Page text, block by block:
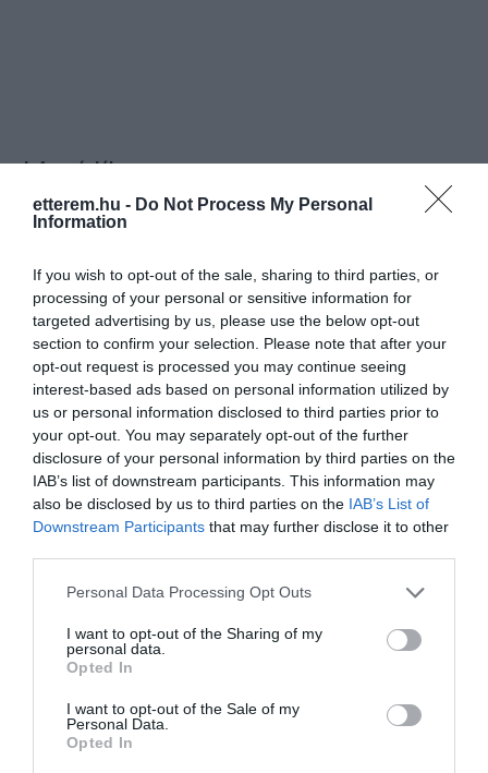
etterem.hu - Do Not Process My Personal
Information
If you wish to opt-out of the sale, sharing to third parties, or
processing of your personal or sensitive information for
targeted advertising by us, please use the below opt-out
section to confirm your selection. Please note that after your
opt-out request is processed you may continue seeing
interest-based ads based on personal information utilized by
us or personal information disclosed to third parties prior to
your opt-out. You may separately opt-out of the further
disclosure of your personal information by third parties on the
IAB’s list of downstream participants. This information may
also be disclosed by us to third parties on the IAB’s List of
Downstream Participants that may further disclose it to other
Please note that this website/app uses one or more Google
not limited to your visit or usage behaviour. You may click to
grant or deny consent to Google and its third-party tags to
use your data for below specified purposes in below Google
consent section.
Personal Data Processing Opt Outs
I want to opt-out of the Sharing of my
personal data.
Opted In
I want to opt-out of the Sale of my
Personal Data.
Opted In
Információk
Nyitvatartás: Ma: 10:00 - 17:00 Mutass többet
Felszereltség:
Terasz, Parkoló
Rólunk:
Ízletes süteményeink ízvilágát a jó
minőségű alapanyagok, a tradicionális
receptek és cukrászaink felkészült
szakmai munkája biztosítja.
Alapanyagainkat megbízható forrásból
szerezzük be, törekszünk minél
nagyobb mértékben hazai és
természetes terméket felhasználni.
Süteményeink összeállításánál
a kézművesség tradícióit követjük.
Mutass többet
Kapcsolat
http://profisuti.hu/
https://www.facebook.com/dunateraszcukraszda